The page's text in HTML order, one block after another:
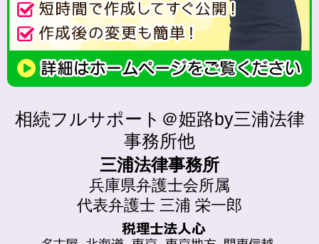
相続フルサポート＠姫路by三浦法律
事務所他
三浦法律事務所
兵庫県弁護士会所属
代表弁護士 三浦 栄一郎